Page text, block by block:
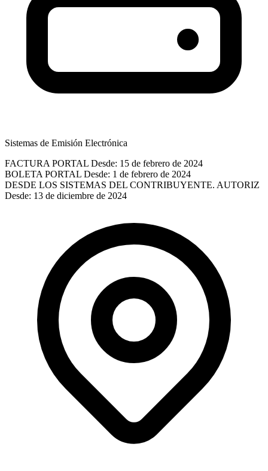
Sistemas de Emisión Electrónica
FACTURA PORTAL Desde: 15 de febrero de 2024
BOLETA PORTAL Desde: 1 de febrero de 2024
DESDE LOS SISTEMAS DEL CONTRIBUYENTE. AUTORIZ
Desde: 13 de diciembre de 2024